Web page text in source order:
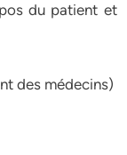
du patient et
des médecins)